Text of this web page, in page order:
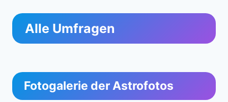
Alle Umfragen
Fotogalerie der Astrofotos